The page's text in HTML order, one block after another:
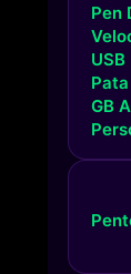
Pen
GB